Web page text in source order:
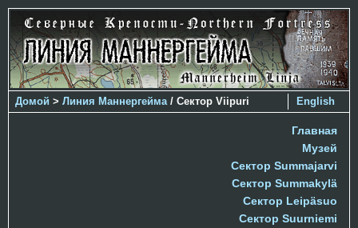
English
Домой > Линия Маннергейма / Сектор Viipuri
Главная
Музей
Сектор Summajarvi
Сектор Summakylä
Сектор Leipäsuo
Сектор Suurniemi